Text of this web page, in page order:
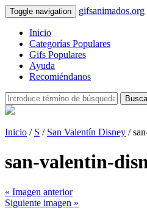
Toggle navigation gifsanimados.org
Inicio
Categorías Populares
Gifs Populares
Ayuda
Recomiéndanos
Inicio / S / San Valentín Disney /
san-valentin-
« Imagen anterior
Siguiente imagen »